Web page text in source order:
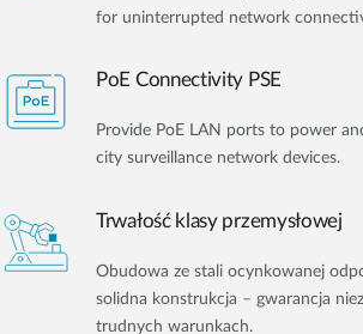
for uninterrupted network
PoE Connectivity PSE
Provide PoE LAN ports to power
city surveillance network devices.
Trwałość klasy przemysłowej
Obudowa ze stali ocynkowanej
solidna konstrukcja – gwarancja
trudnych warunkach.